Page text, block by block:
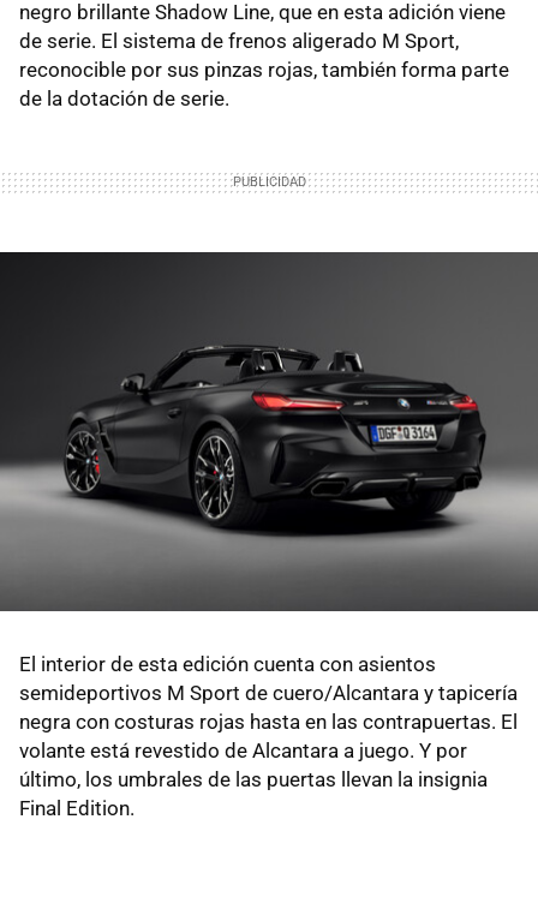
negro brillante Shadow Line, que en esta adición viene
de serie. El sistema de frenos aligerado M Sport,
reconocible por sus pinzas rojas, también forma parte
de la dotación de serie.
El interior de esta edición cuenta con asientos
semideportivos M Sport de cuero/Alcantara y tapicería
negra con costuras rojas hasta en las contrapuertas. El
volante está revestido de Alcantara a juego. Y por
último, los umbrales de las puertas llevan la insignia
Final Edition.